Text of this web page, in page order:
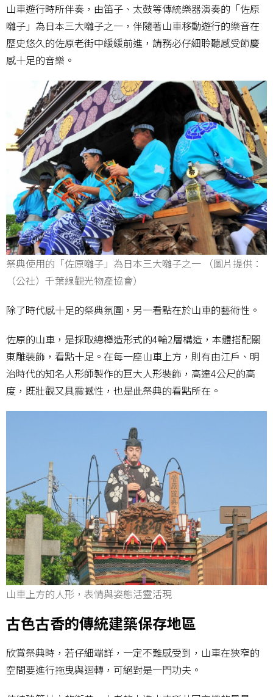
山車遊行時所伴奏，由笛子、太鼓等傳統樂器演奏的「佐原
囃子」為日本三大囃子之一，伴隨著山車移動遊行的樂音在
歷史悠久的佐原老街中緩緩前進，請務必仔細聆聽感受節慶
感十足的音樂。
祭典使用的「佐原囃子」為日本三大囃子之一 （圖片提供：
（公社）千葉線觀光物產協會）
除了時代感十足的祭典氛圍，另一看點在於山車的藝術性。
佐原的山車，是採取總櫸造形式的4輪2層構造，本體搭配關
東雕裝飾，看點十足。在每一座山車上方，則有由江戶、明
治時代的知名人形師製作的巨大人形裝飾，高達4公尺的高
度，既壯觀又具震撼性，也是此祭典的看點所在。
山車上方的人形，表情與姿態活靈活現
古色古香的傳統建築保存地區
欣賞祭典時，若仔細端詳，一定不難感受到，山車在狹窄的
空間要進行拖曳與迴轉，可絕對是一門功夫。